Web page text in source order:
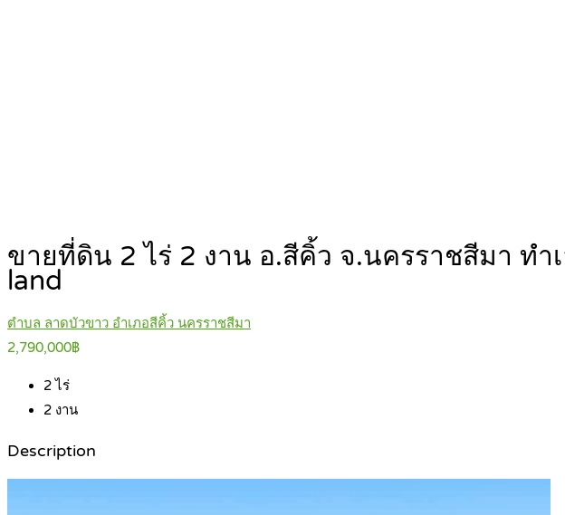
ขายที่ดิน 2 ไร่ 2 งาน อ.สีคิ้ว จ.นครราชสีมา ท
land
ตำบล ลาดบัวขาว อำเภอสีคิ้ว นครราชสีมา
2,790,000฿
2ไร่
2 งาน
Description